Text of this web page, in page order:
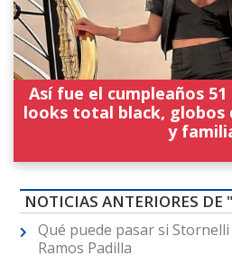
Así fue el cumpleaños
looks total black, globos
y
NOTICIAS ANTERIORES DE
Qué puede pasar si
Ramos Padilla